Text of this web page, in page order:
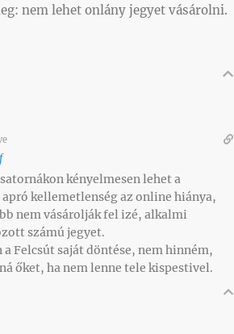
nem lehet onlány jegyet vásárolni.
kényelmesen lehet a
apró kellemetlenség az online hiánya,
nem vásárolják fel izé, alkalmi
számú jegyet.
a Felcsút saját döntése, nem hinném,
őket, ha nem lenne tele kispestivel.